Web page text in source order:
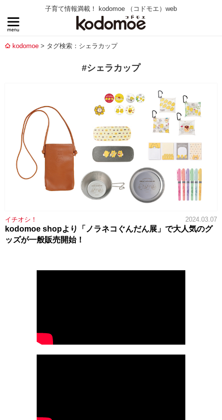
子育て情報満載！ kodomoe （コドモエ）web
kodomoe タグ検索：シェラカップ
#シェラカップ
イチオシ！ 2024.03.07
kodomoe shopより「ノラネコぐんだん展」で大人気のグ
ッズが一般販売開始！